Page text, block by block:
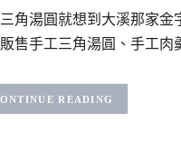
角湯圓就想到大溪那家
售手工三角湯圓、手工
READING